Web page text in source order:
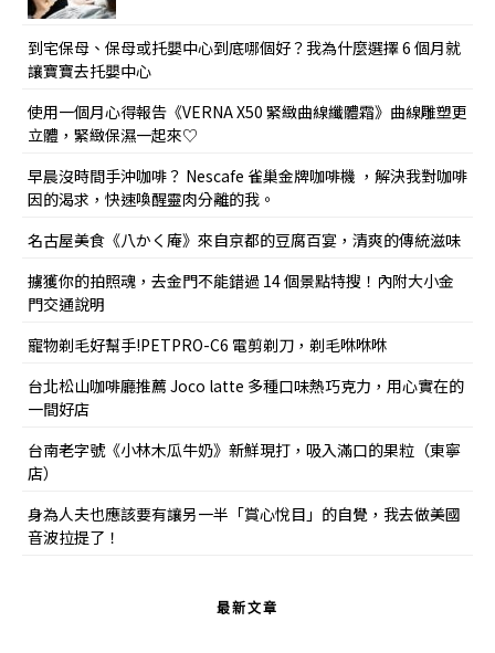
到宅保母、保母或托嬰中心到底哪個好？我為什麼選擇 6 個月就
讓寶寶去托嬰中心
使用一個月心得報告《VERNA X50 緊緻曲線纖體霜》曲線雕塑更
立體，緊緻保濕一起來♡
早晨沒時間手沖咖啡？ Nescafe 雀巢金牌咖啡機 ，解決我對咖啡
因的渴求，快速喚醒靈肉分離的我。
名古屋美食《八かく庵》來自京都的豆腐百宴，清爽的傳統滋味
擄獲你的拍照魂，去金門不能錯過 14 個景點特搜！內附大小金
門交通說明
寵物剃毛好幫手!PETPRO-C6 電剪剃刀，剃毛咻咻咻
台北松山咖啡廳推薦 Joco latte 多種口味熱巧克力，用心實在的
一間好店
台南老字號《小林木瓜牛奶》新鮮現打，吸入滿口的果粒（東寧
店）
身為人夫也應該要有讓另一半「賞心悅目」的自覺，我去做美國
音波拉提了！
最新文章